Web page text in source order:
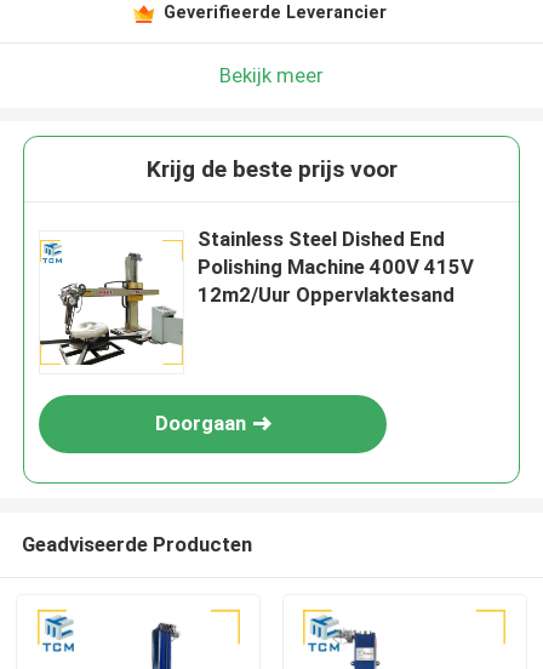
Geverifieerde Leverancier
Bekijk meer
Krijg de beste prijs voor
Stainless Steel Dished End
Polishing Machine 400V 415V
12m2/Uur Oppervlaktesand
Doorgaan
Geadviseerde Producten